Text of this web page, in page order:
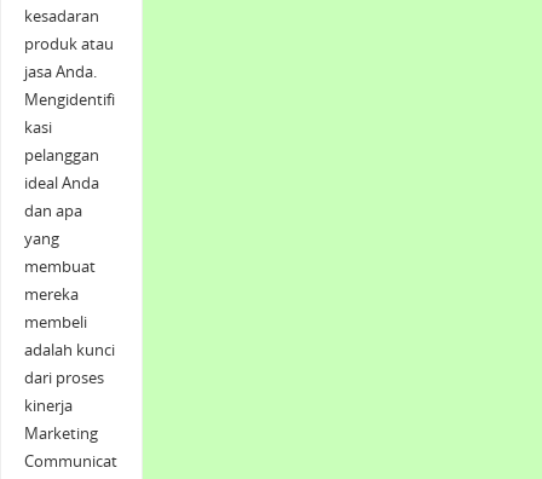
kesadaran
produk atau
jasa Anda.
Mengidentifi
kasi
pelanggan
ideal Anda
dan apa
yang
membuat
mereka
membeli
adalah kunci
dari proses
kinerja
Marketing
Communicat